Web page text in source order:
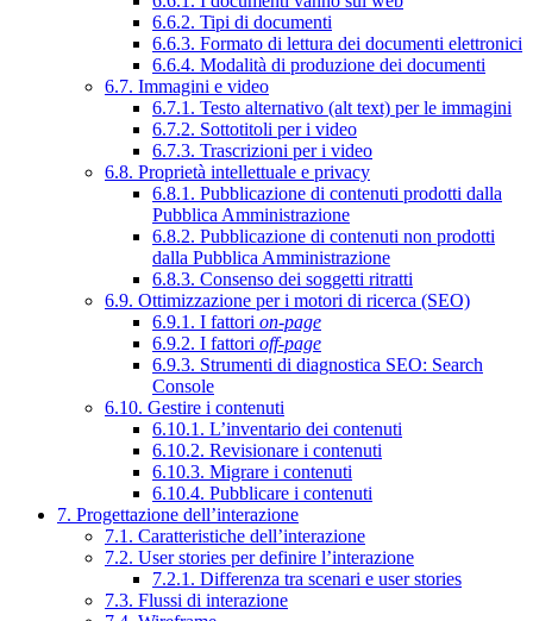
6.6.2. Tipi di documenti
6.6.3. Formato di lettura dei documenti elettronici
6.6.4. Modalità di produzione dei documenti
6.7. Immagini e video
6.7.1. Testo alternativo (alt text) per le immagini
6.7.2. Sottotitoli per i video
6.7.3. Trascrizioni per i video
6.8. Proprietà intellettuale e privacy
6.8.1. Pubblicazione di contenuti prodotti dalla
Pubblica Amministrazione
6.8.2. Pubblicazione di contenuti non prodotti
dalla Pubblica Amministrazione
6.8.3. Consenso dei soggetti ritratti
6.9. Ottimizzazione per i motori di ricerca (SEO)
6.9.1. I fattori on-page
6.9.2. I fattori off-page
6.9.3. Strumenti di diagnostica SEO: Search
Console
6.10. Gestire i contenuti
6.10.1. L’inventario dei contenuti
6.10.2. Revisionare i contenuti
6.10.3. Migrare i contenuti
6.10.4. Pubblicare i contenuti
7. Progettazione dell’interazione
7.1. Caratteristiche dell’interazione
7.2. User stories per definire l’interazione
7.2.1. Differenza tra scenari e user stories
7.3. Flussi di interazione